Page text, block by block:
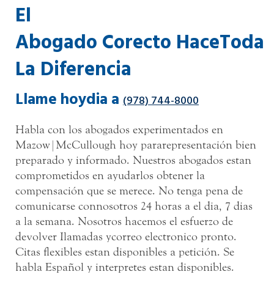
El
Abogado Corecto HaceToda
La Diferencia
Llame hoydia a (978) 744-8000
Habla con los abogados experimentados en
Mazow|McCullough hoy para representación bien
preparado y informado. Nuestros abogados estan
comprometidos en ayudarlos obtener la
compensación que se merece. No tenga pena de
comunicarse connosotros 24 horas a el dia, 7 dias
a la semana. Nosotros hacemos el esfuerzo de
devolver Ilamadas ycorreo electronico pronto.
Citas flexibles estan disponibles a petición. Se
habla Español y interpretes estan disponibles.